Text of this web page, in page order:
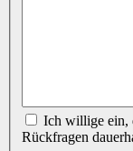
Rückfragen